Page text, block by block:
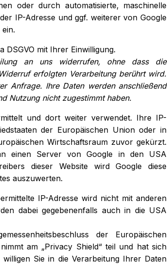
oder durch automatisierte, maschinelle
IP-Adresse und ggf. weiterer von Google
DSGVO mit Ihrer Einwilligung.
an uns widerrufen, ohne dass die
erfolgten Verarbeitung berührt wird.
Anfrage. Ihre Daten werden anschließend
Nutzung nicht zugestimmt haben.
und dort weiter verwendet. Ihre IP-
der Europäischen Union oder in
Wirtschaftsraum zuvor gekürzt.
einen Server von Google in den USA
dieser Website wird Google diese
auszuwerten.
IP-Adresse wird nicht mit anderen
dabei gegebenenfalls auch in die USA
der Europäischen
am „Privacy Shield“ teil und hat sich
Sie in die Verarbeitung Ihrer Daten